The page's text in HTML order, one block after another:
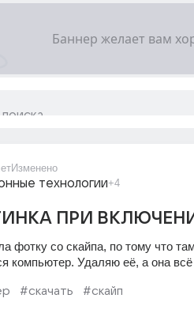
Изменено
технологии+4
ПРИ
фотку со скайпа, по тому что
компьютер. Удаляю её, а она
#скачать #скайп